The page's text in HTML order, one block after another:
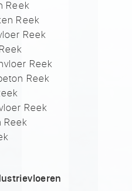
Reek
Reek
Reek
Reek
Reek
Reek
Reek